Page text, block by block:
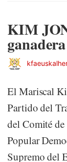
KIM
El Mariscal
Partido del
del Comité
Popular
Supremo del